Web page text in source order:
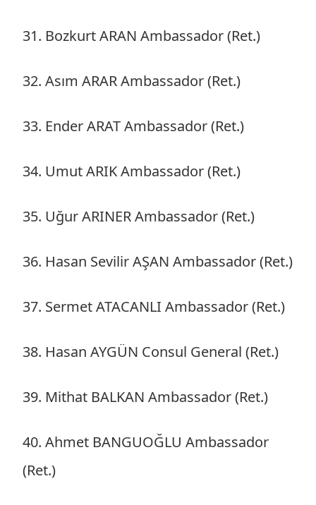
31. Bozkurt ARAN Ambassador (Ret.)
32. Asım ARAR Ambassador (Ret.)
33. Ender ARAT Ambassador (Ret.)
34. Umut ARIK Ambassador (Ret.)
35. Uğur ARINER Ambassador (Ret.)
36. Hasan Sevilir AŞAN Ambassador (Ret.)
37. Sermet ATACANLI Ambassador (Ret.)
38. Hasan AYGÜN Consul General (Ret.)
39. Mithat BALKAN Ambassador (Ret.)
40. Ahmet BANGUOĞLU Ambassador
(Ret.)